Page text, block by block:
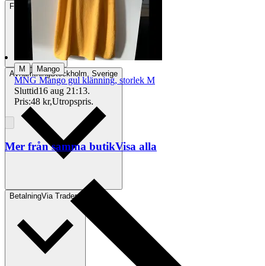
Frakt 84 kr DSV
AvhämtningStockholm, Sverige
BetalningVia Tradera
M | Mango
MNG Mango gul klänning, storlek M
Sluttid16 aug 21:13.
Pris:48 kr,Utropspris.
Mer från samma butikVisa alla